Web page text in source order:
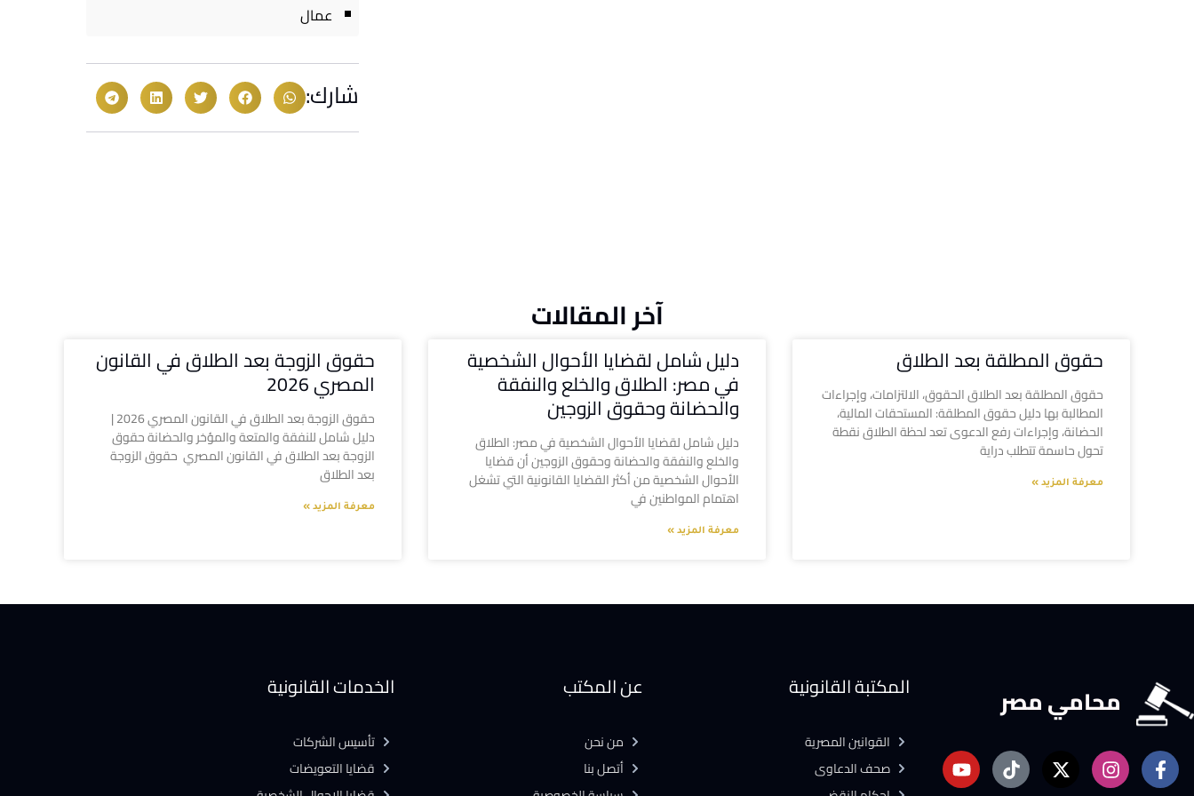
عمال
شارك:
آخر المقالات
حقوق المطلقة بعد الطلاق
حقوق المطلقة بعد الطلاق الحقوق، الالتزامات، وإجراءات
المطالبة بها دليل حقوق المطلقة: المستحقات المالية،
الحضانة، وإجراءات رفع الدعوى تعد لحظة الطلاق نقطة
تحول حاسمة تتطلب دراية
معرفة المزيد »
دليل شامل لقضايا الأحوال الشخصية
في مصر: الطلاق والخلع والنفقة
والحضانة وحقوق الزوجين
دليل شامل لقضايا الأحوال الشخصية في مصر: الطلاق
والخلع والنفقة والحضانة وحقوق الزوجين أن قضايا
الأحوال الشخصية من أكثر القضايا القانونية التي تشغل
اهتمام المواطنين في
معرفة المزيد »
حقوق الزوجة بعد الطلاق في القانون
المصري 2026
حقوق الزوجة بعد الطلاق في القانون المصري 2026 |
دليل شامل للنفقة والمتعة والمؤخر والحضانة حقوق
الزوجة بعد الطلاق في القانون المصري حقوق الزوجة
بعد الطلاق
معرفة المزيد »
محامي مصر المكتبة القانونية
القوانين المصرية
صحف الدعاوى
عن المكتب
من نحن
أتصل بنا
الخدمات القانونية
تأسيس الشركات
قضايا التعويضات